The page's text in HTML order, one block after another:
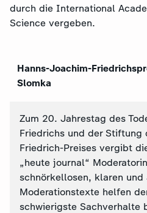
durch die International
Science vergeben.
Hanns-Joachim-
Slomka
Zum 20. Jahrestag des
Friedrichs und der Stiftung
Friedrich-Preises vergibt
„heute journal“
schnörkellosen, klaren und
Moderationstexte helfen
schwierigste Sachverhalte